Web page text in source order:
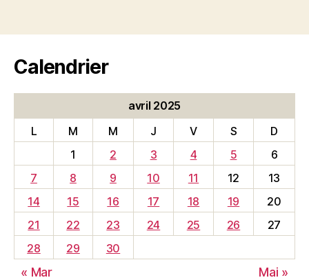
Calendrier
avril 2025
L
M M J V S
D
1
2 3 4 5
6
7
8 9 10 11 12
13
14
15 16 17 18 19
20
21
22 23 24 25 26
27
28
29 30
« Mar Mai »